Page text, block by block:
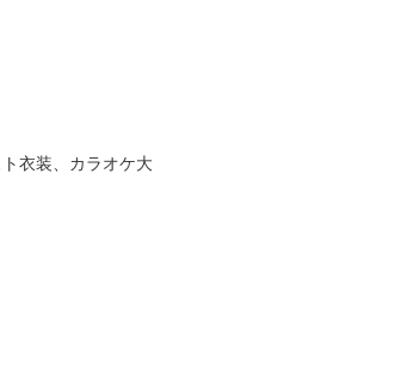
衣装、カラオケ大